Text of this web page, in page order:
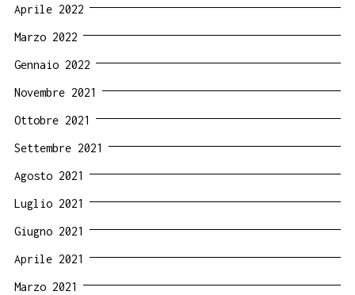
Aprile 2022
Marzo 2022
Gennaio 2022
Novembre 2021
Ottobre 2021
Settembre 2021
Agosto 2021
Luglio 2021
Giugno 2021
Aprile 2021
Marzo 2021